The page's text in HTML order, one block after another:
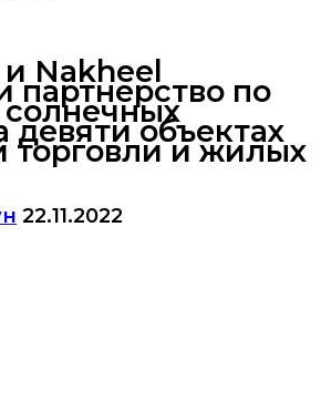
Nakheel
партнерство по
солнечных
девяти объектах
торговли и жилых
22.11.2022